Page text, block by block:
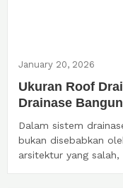
January 20, 2026
Ukuran Roof
Drainase
Dalam sistem
bukan disebabkan
arsitektur yang salah,